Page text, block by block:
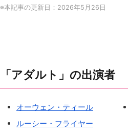
※本記事の更新日：2026年5月26日
「アダルト」の出演者
オーウェン・ティール
ルーシー・フライヤー